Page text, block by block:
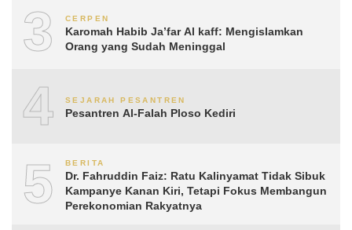
3 CERPEN
Karomah Habib Ja’far Al kaff: Mengislamkan
Orang yang Sudah Meninggal
4 SEJARAH PESANTREN
Pesantren Al-Falah Ploso Kediri
5 BERITA
Dr. Fahruddin Faiz: Ratu Kalinyamat Tidak Sibuk
Kampanye Kanan Kiri, Tetapi Fokus Membangun
Perekonomian Rakyatnya